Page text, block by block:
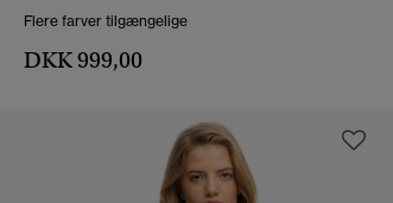
Flere farver tilgængelige
DKK 999,00